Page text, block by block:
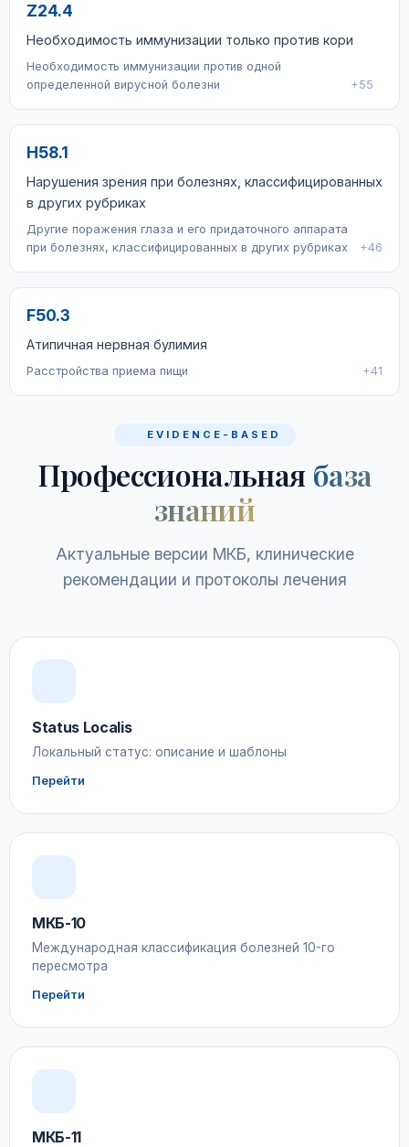
Z24.4
Необходимость иммунизации только против кори
Необходимость иммунизации против одной
определенной вирусной болезни
+55
H58.1
Нарушения зрения при болезнях, классифицированных
в других рубриках
Другие поражения глаза и его придаточного аппарата
при болезнях, классифицированных в других рубриках
+46
F50.3
Атипичная нервная булимия
Расстройства приема пищи +41
EVIDENCE-BASED
Профессиональная база
знаний
Актуальные версии МКБ, клинические
рекомендации и протоколы лечения
Status Localis
Локальный статус: описание и шаблоны
Перейти
МКБ-10
Международная классификация болезней 10-го
пересмотра
Перейти
МКБ-11